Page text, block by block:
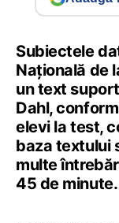
Subiectele
Națională de
un text
Dahl,
elevi la test,
baza textului
multe
45 de minute.